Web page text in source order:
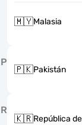
🇲🇾Malasia
P
🇵🇰Pakistán
R
🇰🇷República